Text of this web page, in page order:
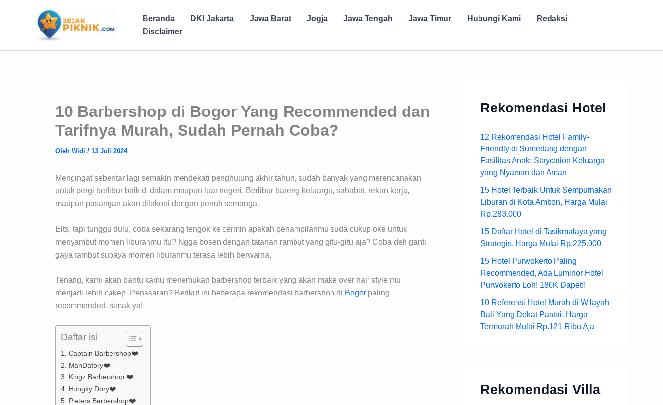
Beranda DKI Jakarta Jawa Barat Jogja Jawa Tengah Jawa Timur Hubungi Kami
Redaksi
Disclaimer
10 Barbershop di Bogor Yang Recommended dan
Tarifnya Murah, Sudah Pernah Coba?
Oleh Widi / 13 Juli 2024
Mengingat sebentar lagi semakin mendekati penghujung akhir tahun, sudah banyak yang merencanakan
untuk pergi berlibur baik di dalam maupun luar negeri. Berlibur bareng keluarga, sahabat, rekan kerja,
maupun pasangan akan dilakoni dengan penuh semangat.
Eits, tapi tunggu dulu, coba sekarang tengok ke cermin apakah penampilanmu suda cukup oke untuk
menyambut momen liburanmu itu? Ngga bosen dengan tatanan rambut yang gitu-gitu aja? Coba deh ganti
gaya rambut supaya momen liburanmu terasa lebih berwarna.
Tenang, kami akan bantu kamu menemukan barbershop terbaik yang akan make over hair style mu
menjadi lebih cakep. Penasaran? Berikut ini beberapa rekomendasi barbershop di Bogor paling
recommended, simak ya!
Daftar isi
1. Captain Barbershop❤️
2. ManDatory❤️
3. Kingz Barbershop ❤️
4. Hungky Dory❤️
5. Pieters Barbershop❤️
Rekomendasi Hotel
12 Rekomendasi Hotel Family-
Friendly di Sumedang dengan
Fasilitas Anak: Staycation Keluarga
yang Nyaman dan Aman
15 Hotel Terbaik Untuk Sempurnakan
Liburan di Kota Ambon, Harga Mulai
Rp.283.000
15 Daftar Hotel di Tasikmalaya yang
Strategis, Harga Mulai Rp.225.000
15 Hotel Purwokerto Paling
Recommended, Ada Luminor Hotel
Purwokerto Loh! 180K Dapet!!
10 Referensi Hotel Murah di Wilayah
Bali Yang Dekat Pantai, Harga
Termurah Mulai Rp.121 Ribu Aja
Rekomendasi Villa